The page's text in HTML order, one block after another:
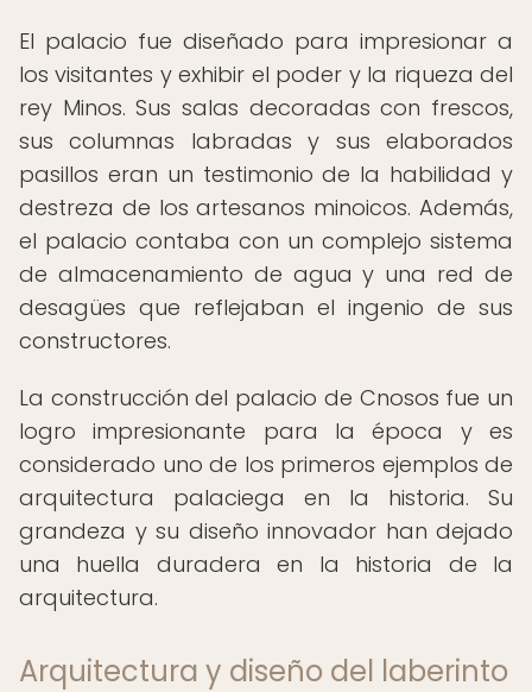
El palacio fue diseñado para impresionar a
los visitantes y exhibir el poder y la riqueza del
rey Minos. Sus salas decoradas con frescos,
sus columnas labradas y sus elaborados
pasillos eran un testimonio de la habilidad y
destreza de los artesanos minoicos. Además,
el palacio contaba con un complejo sistema
de almacenamiento de agua y una red de
desagües que reflejaban el ingenio de sus
constructores.
La construcción del palacio de Cnosos fue un
logro impresionante para la época y es
considerado uno de los primeros ejemplos de
arquitectura palaciega en la historia. Su
grandeza y su diseño innovador han dejado
una huella duradera en la historia de la
arquitectura.
Arquitectura y diseño del laberinto